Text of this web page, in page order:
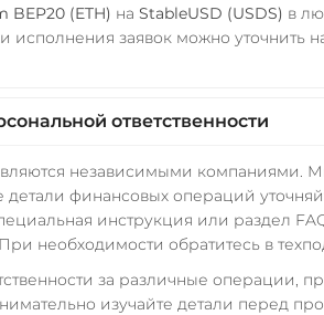
BEP20 (ETH) на StableUSD (USDS) в
исполнения заявок можно уточнить
ответственности
независимыми компаниями.
финансовых операций
инструкция или раздел
необходимости обратитесь в
за различные операции,
изучайте детали перед